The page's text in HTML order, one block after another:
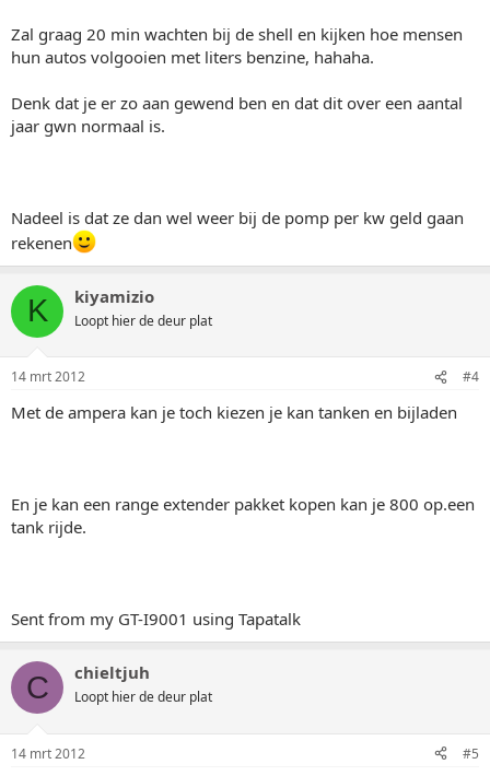
Zal graag 20 min wachten bij de shell en kijken hoe mensen
hun autos volgooien met liters benzine, hahaha.
Denk dat je er zo aan gewend ben en dat dit over een aantal
jaar gwn normaal is.
Nadeel is dat ze dan wel weer bij de pomp per kw geld gaan
rekenen
K kiyamizio
Loopt hier de deur plat
14 mrt 2012 #4
Met de ampera kan je toch kiezen je kan tanken en bijladen
En je kan een range extender pakket kopen kan je 800 op.een
tank rijde.
Sent from my GT-I9001 using Tapatalk
C chieltjuh
Loopt hier de deur plat
14 mrt 2012 #5